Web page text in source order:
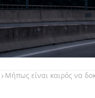
Μήπως είναι καιρός να